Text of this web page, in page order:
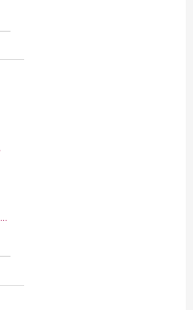
Čizme duge štikla 102 – Prirodna koža – Braon zip (model 102)